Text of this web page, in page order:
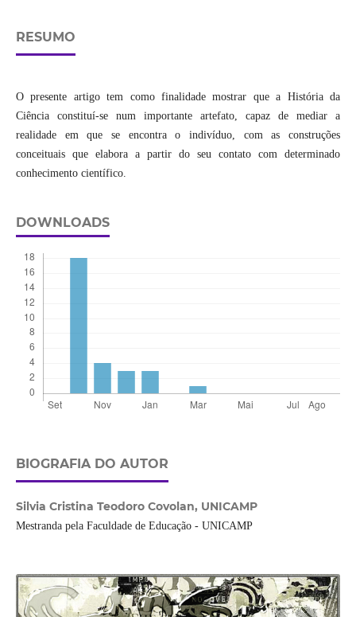
RESUMO
O presente artigo tem como finalidade mostrar que a História da
Ciência constituí-se num importante artefato, capaz de mediar a
realidade em que se encontra o indivíduo, com as construções
conceituais que elabora a partir do seu contato com determinado
conhecimento científico.
DOWNLOADS
BIOGRAFIA DO AUTOR
Silvia Cristina Teodoro Covolan, UNICAMP
Mestranda pela Faculdade de Educação - UNICAMP